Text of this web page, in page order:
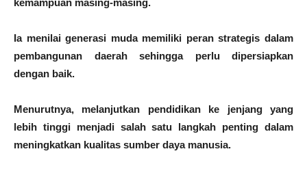
Ia menilai generasi muda memiliki peran strategis dalam
pembangunan daerah sehingga perlu dipersiapkan
dengan baik.
Menurutnya, melanjutkan pendidikan ke jenjang yang
lebih tinggi menjadi salah satu langkah penting dalam
meningkatkan kualitas sumber daya manusia.